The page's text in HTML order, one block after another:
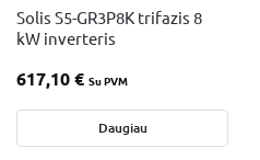
Solis S5-GR3P8K trifazis 8
kW inverteris
617,10€ Su PVM
Daugiau